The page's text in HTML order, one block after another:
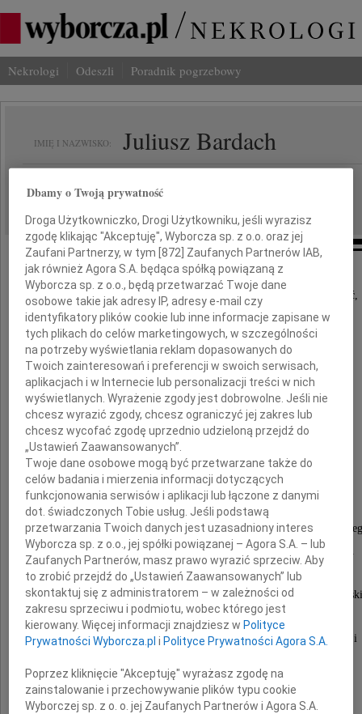
Nekrologi Odeszli Poradnik pogrzebowy
IMIĘ I NAZWISKO: Juliusz Bardach
Z głębokim smutkiem przyjęliśmy wiadomość,
że w dniu 26 stycznia 2010 roku
zmarł w wieku 95 lat
prof. zw. dr
Juliusz Bardach
Wybitny historyk prawa i ustroju,
emerytowany profesor Uniwersytetu
członek rzeczywisty Polskiej Akademii Nauk.
Przez 60 lat związany z Uniwersytetem
Członek Rady Wydziału Prawa i Administracji
były wieloletni
Dbamy o Twoją prywatność
Droga Użytkowniczko, Drogi Użytkowniku, jeśli wyrazisz
zgodę klikając "Akceptuję", Wyborcza sp. z o.o. oraz jej
Zaufani Partnerzy, w tym [872] Zaufanych Partnerów IAB,
jak również Agora S.A. będąca spółką powiązaną z
Wyborcza sp. z o.o., będą przetwarzać Twoje dane
osobowe takie jak adresy IP, adresy e-mail czy
identyfikatory plików cookie lub inne informacje zapisane w
tych plikach do celów marketingowych, w szczególności
na potrzeby wyświetlania reklam dopasowanych do
Twoich zainteresowań i preferencji w swoich serwisach,
aplikacjach i w Internecie lub personalizacji treści w nich
wyświetlanych. Wyrażenie zgody jest dobrowolne. Jeśli nie
chcesz wyrazić zgody, chcesz ograniczyć jej zakres lub
chcesz wycofać zgodę uprzednio udzieloną przejdź do
„Ustawień Zaawansowanych”.
Twoje dane osobowe mogą być przetwarzane także do
celów badania i mierzenia informacji dotyczących
funkcjonowania serwisów i aplikacji lub łączone z danymi
dot. świadczonych Tobie usług. Jeśli podstawą
przetwarzania Twoich danych jest uzasadniony interes
Wyborcza sp. z o.o., jej spółki powiązanej – Agora S.A. – lub
Zaufanych Partnerów, masz prawo wyrazić sprzeciw. Aby
to zrobić przejdź do „Ustawień Zaawansowanych” lub
skontaktuj się z administratorem – w zależności od
zakresu sprzeciwu i podmiotu, wobec którego jest
kierowany. Więcej informacji znajdziesz wPolityce
Prywatności Wyborcza.pl iPolityce Prywatności Agora S.A.
Poprzez kliknięcie "Akceptuję" wyrażasz zgodę na
zainstalowanie i przechowywanie plików typu cookie
Wyborczej sp. z o. o. jej Zaufanych Partnerów i Agora S.A.